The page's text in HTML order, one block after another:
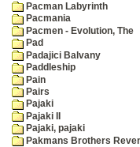
Pacman Labyrinth
Pacmania
Pacmen - Evolution, The
Pad
Padajici Balvany
Paddleship
Pain
Pairs
Pajaki
Pajaki II
Pajaki, pajaki
Pakmans Brothers